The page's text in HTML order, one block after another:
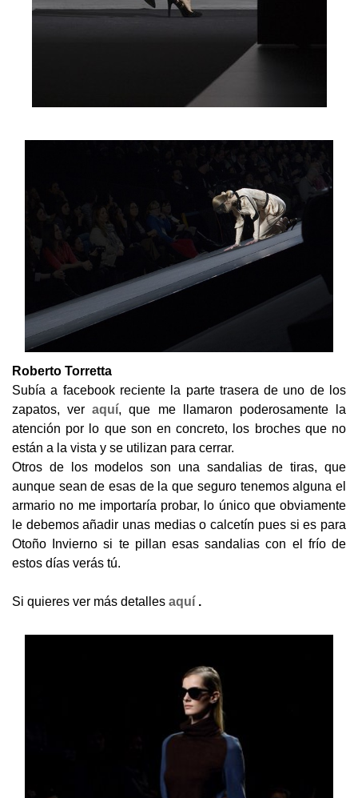
Roberto Torretta
Subía a facebook reciente la parte trasera de uno de los
zapatos, veraquí, que me llamaron poderosamente la
atención por lo que son en concreto, los broches que no
están a la vista y se utilizan para cerrar.
Otros de los modelos son una sandalias de tiras, que
aunque sean de esas de la que seguro tenemos alguna el
armario no me importaría probar, lo único que obviamente
le debemos añadir unas medias o calcetín pues si es para
Otoño Invierno si te pillan esas sandalias con el frío de
estos días verás tú.
Si quieres ver más detalles aquí .